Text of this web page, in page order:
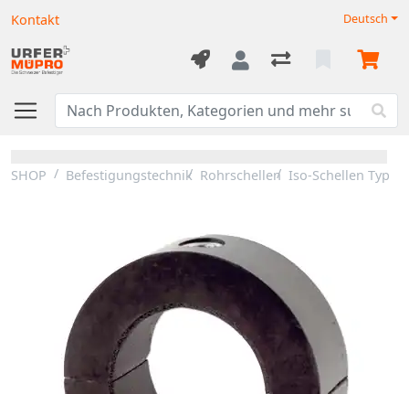
Kontakt Deutsch
SHOP Befestigungstechnik Rohrschellen Iso-Schellen Typ